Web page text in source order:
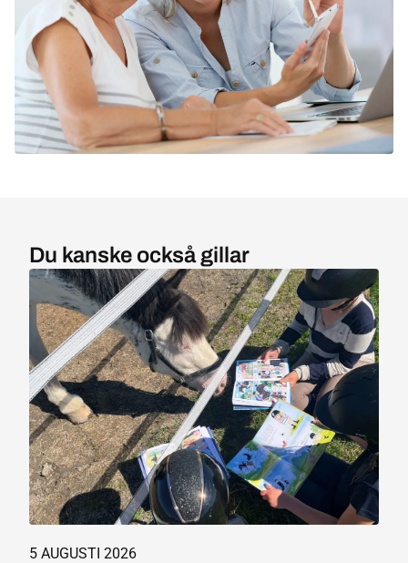
Du kanske också gillar
5 AUGUSTI 2026